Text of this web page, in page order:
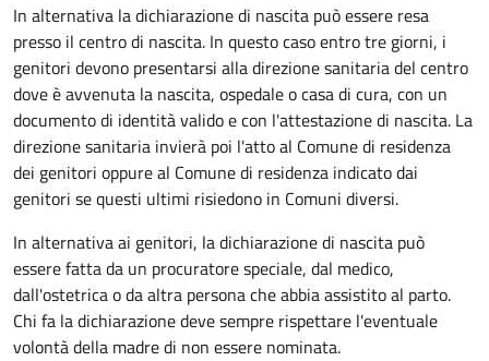
In alternativa la dichiarazione di nascita può essere resa
presso il centro di nascita. In questo caso entro tre giorni, i
genitori devono presentarsi alla direzione sanitaria del centro
dove è avvenuta la nascita, ospedale o casa di cura, con un
documento di identità valido e con l'attestazione di nascita. La
direzione sanitaria invierà poi l'atto al Comune di residenza
dei genitori oppure al Comune di residenza indicato dai
genitori se questi ultimi risiedono in Comuni diversi.
In alternativa ai genitori, la dichiarazione di nascita può
essere fatta da un procuratore speciale, dal medico,
dall'ostetrica o da altra persona che abbia assistito al parto.
Chi fa la dichiarazione deve sempre rispettare l'eventuale
volontà della madre di non essere nominata.